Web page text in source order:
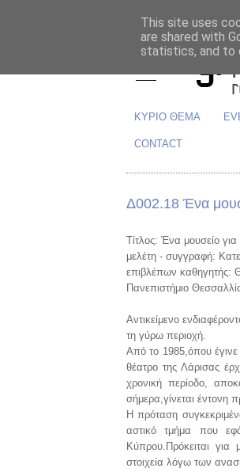
ΚΥΡΙΟ ΘΕΜΑ
CONTACT
Δ002.18 Ένα
Τίτλος: Ένα μουσείο για
μελέτη - συγγραφή:
επιβλέπων καθηγητής:
Πανεπιστήμιο
Αντικείμενο
τη γύρω περιοχή.
Από το 1985,όπου έγινε
θέατρο της Λάρισας
χρονική περίοδο,
σήμερα,γίνεται έντονη
Η πρόταση
αστικό τμήμα που
Κύπρου.Πρόκειται για
στοιχεία λόγω των
This site uses
are shared with
statistics, and to